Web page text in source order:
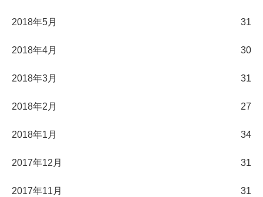
2018年5月 31
2018年4月 30
2018年3月 31
2018年2月 27
2018年1月 34
2017年12月 31
2017年11月 31